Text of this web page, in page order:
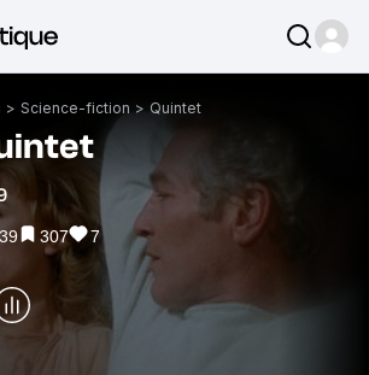
> Science-fiction > Quintet
307 7